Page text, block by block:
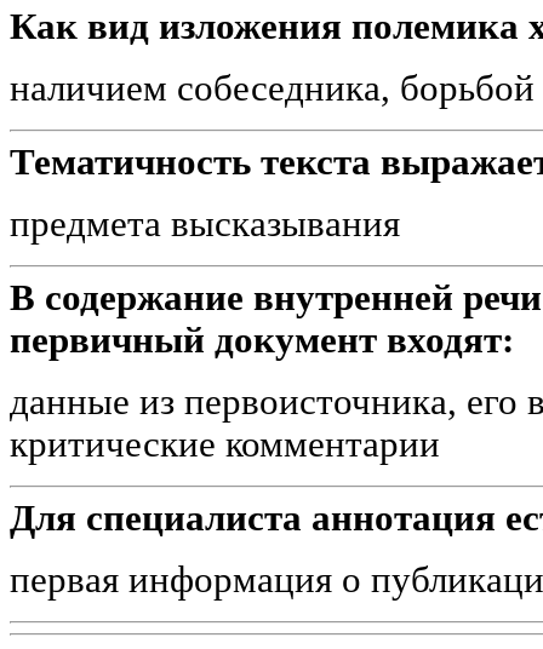
Как вид изложения полемика
наличием собеседника,
Тематичность текста
предмета высказывания
В содержание внутренней
первичный документ входят:
данные из первоисточника, его
критические комментарии
Для специалиста аннотация
первая информация о